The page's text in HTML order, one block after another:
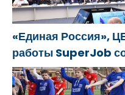
«Единая Россия»,
работы SuperJob
трудоустройства